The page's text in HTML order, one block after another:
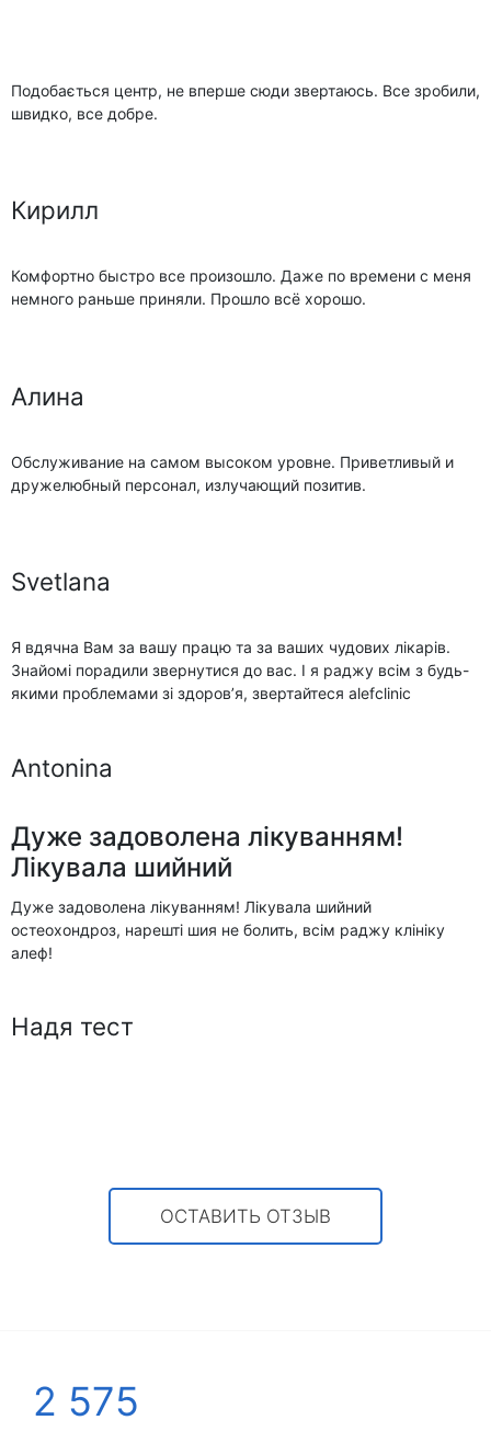
Подобається центр, не вперше сюди звертаюсь. Все зробили,
швидко, все добре.
Кирилл
Комфортно быстро все произошло. Даже по времени с меня
немного раньше приняли. Прошло всё хорошо.
Алина
Обслуживание на самом высоком уровне. Приветливый и
дружелюбный персонал, излучающий позитив.
Svetlana
Я вдячна Вам за вашу працю та за ваших чудових лікарів.
Знайомі порадили звернутися до вас. І я раджу всім з будь-
якими проблемами зі здоров’я, звертайтеся alefclinic
Antonina
Дуже задоволена лікуванням!
Лікувала шийний
Дуже задоволена лікуванням! Лікувала шийний
остеохондроз, нарешті шия не болить, всім раджу клініку
алеф!
Надя тест
ОСТАВИТЬ ОТЗЫВ
2 575